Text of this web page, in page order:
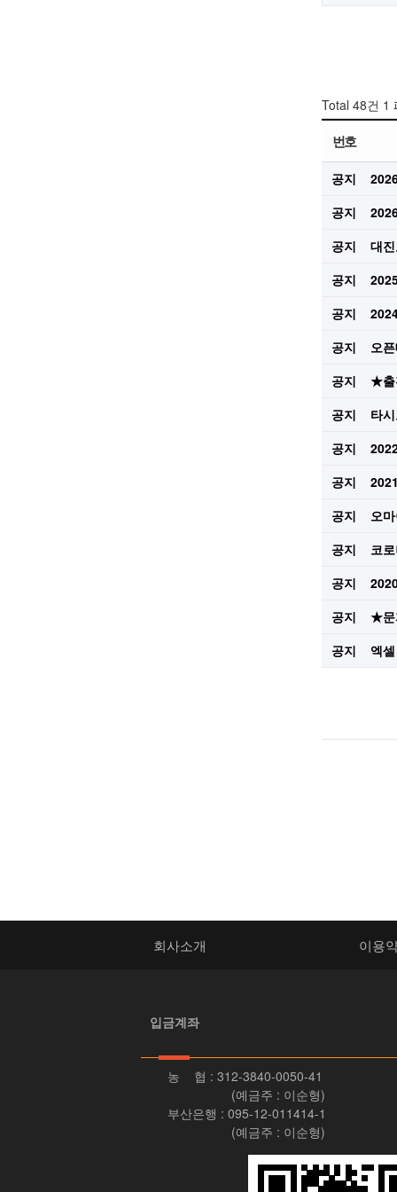
Total 48건 1
번호
공지
공지
공지
대
공지
공지
공지
오
공지
★출
공지
타
공지
공지
공지
오
공지
코
공지
공지
★문
공지
엑
회사소개 이용
입금계좌
농 협 : 312-3840-0050-41
(예금주 : 이순형)
부산은행 : 095-12-011414-1
(예금주 : 이순형)